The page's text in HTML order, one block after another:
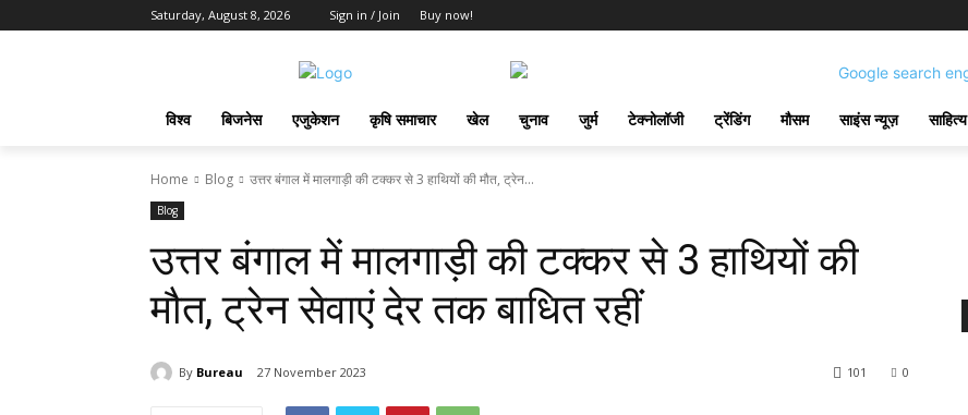
Saturday, August 8, 2026 Sign in / Join Buy now!
विश्व बिजनेस एजुकेशन कृषि समाचार खेल चुनाव जुर्म टेक्नोलॉजी ट्रेंडिंग मौसम साइंस न्यूज़ साहित्य
Home Blog उत्तर बंगाल में मालगाड़ी की टक्कर से 3 हाथियों की मौत, ट्रेन...
Blog
उत्तर बंगाल में मालगाड़ी की टक्कर से 3 हाथियों की
मौत, ट्रेन सेवाएं देर तक बाधित रहीं
By Bureau 27 November 2023 0
101